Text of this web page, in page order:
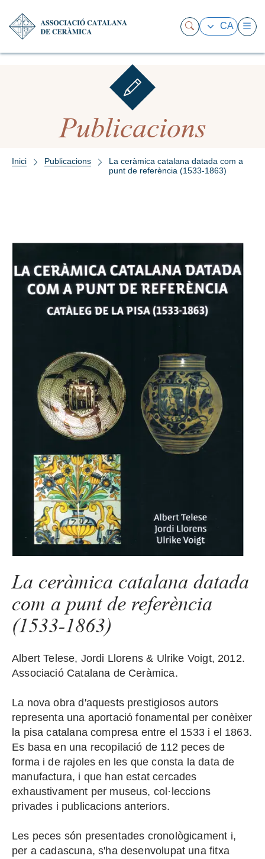
CA
Publicacions
Inici Publicacions
La ceràmica catalana datada com a
punt de referència (1533-1863)
La ceràmica catalana datada
com a punt de referència
(1533-1863)
Albert Telese, Jordi Llorens & Ulrike Voigt, 2012.
Associació Catalana de Ceràmica.
La nova obra d'aquests prestigiosos autors
representa una aportació fonamental per conèixer
la pisa catalana compresa entre el 1533 i el 1863.
Es basa en una recopilació de 112 peces de
forma i de rajoles en les que consta la data de
manufactura, i que han estat cercades
exhaustivament per museus, col·leccions
privades i publicacions anteriors.
Les peces són presentades cronològicament i,
per a cadascuna, s'ha desenvolupat una fitxa